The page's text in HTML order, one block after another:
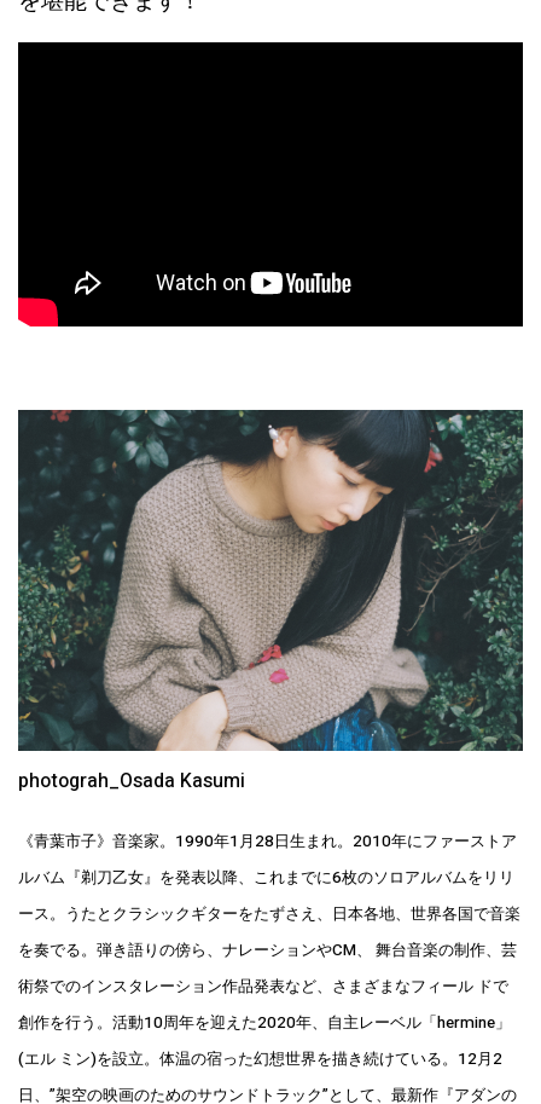
photograh_Osada Kasumi
《青葉市子》音楽家。1990年1月28日生まれ。2010年にファーストア
ルバム『剃刀乙女』を発表以降、これまでに6枚のソロアルバムをリリ
ース。うたとクラシックギターをたずさえ、日本各地、世界各国で音楽
を奏でる。弾き語りの傍ら、ナレーションやCM、 舞台音楽の制作、芸
術祭でのインスタレーション作品発表など、さまざまなフィール ドで
創作を行う。活動10周年を迎えた2020年、自主レーベル「hermine」
(エル ミン)を設立。体温の宿った幻想世界を描き続けている。12月2
日、”架空の映画のためのサウンドトラック”として、最新作『アダンの